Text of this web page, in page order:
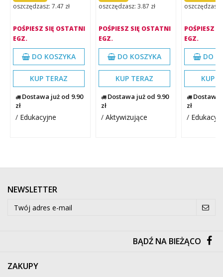
oszczędzasz: 7.47 zł
POŚPIESZ SIĘ OSTATNI
EGZ.
DO KOSZYKA
KUP TERAZ
Dostawa już od 9.90
zł
/ Edukacyjne
oszczędzasz: 3.87 zł
POŚPIESZ SIĘ OSTATNI
EGZ.
DO KOSZYKA
KUP TERAZ
Dostawa już od 9.90
zł
/ Aktywizujące
oszczędzasz:
POŚPIESZ
EGZ.
DO
KUP
Dostawa
zł
/
NEWSLETTER
BĄDŹ NA BIEŻĄCO
ZAKUPY